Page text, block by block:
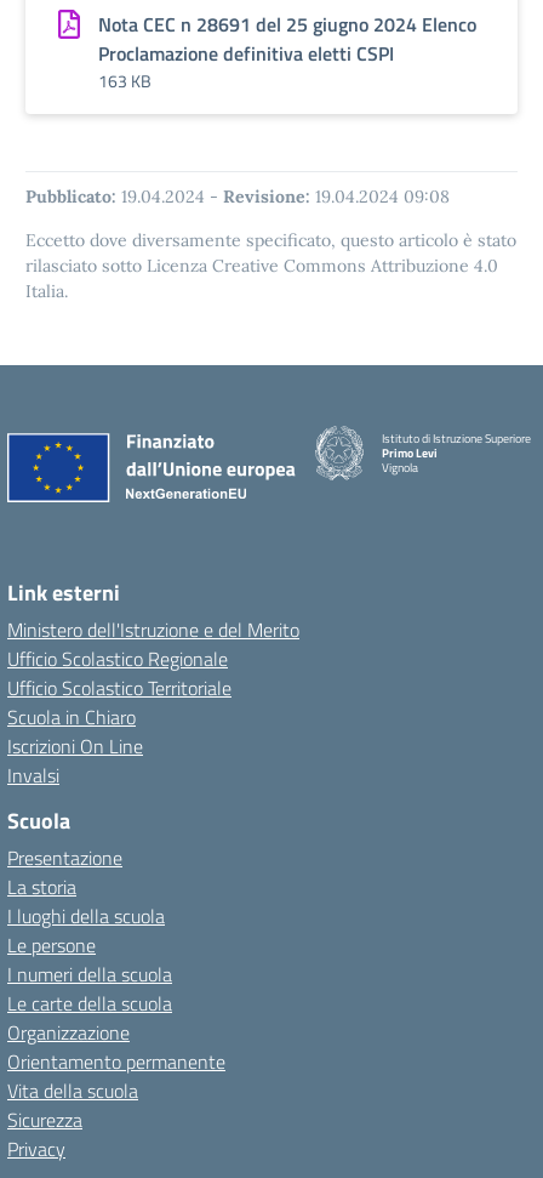
Nota CEC n 28691 del 25 giugno 2024 Elenco
Proclamazione definitiva eletti CSPI
163 KB
Pubblicato: 19.04.2024 - Revisione: 19.04.2024 09:08
Eccetto dove diversamente specificato, questo articolo è stato
rilasciato sotto Licenza Creative Commons Attribuzione 4.0
Italia.
Istituto di Istruzione Superiore
Primo Levi
Vignola
Link esterni
Ministero dell'Istruzione e del Merito
Ufficio Scolastico Regionale
Ufficio Scolastico Territoriale
Scuola in Chiaro
Iscrizioni On Line
Invalsi
Scuola
Presentazione
La storia
I luoghi della scuola
Le persone
I numeri della scuola
Le carte della scuola
Organizzazione
Orientamento permanente
Vita della scuola
Sicurezza
Privacy